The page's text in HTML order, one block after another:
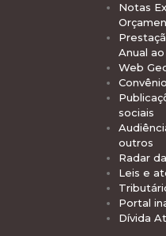
Notas
Anual
Web
sociais
outros
Radar
Leis e
Portal
Dívida